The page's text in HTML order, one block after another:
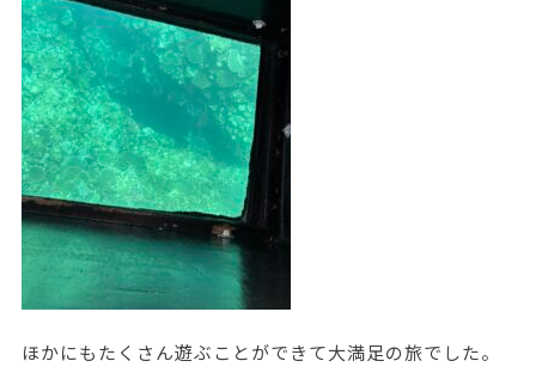
ほかにもたくさん遊ぶことができて大満足の旅でした。